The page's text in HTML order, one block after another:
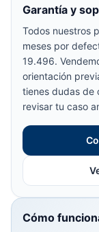
Garantía y
Todos nuestros
meses por
19.496.
orientación
tienes dudas de
revisar tu caso
Cómo